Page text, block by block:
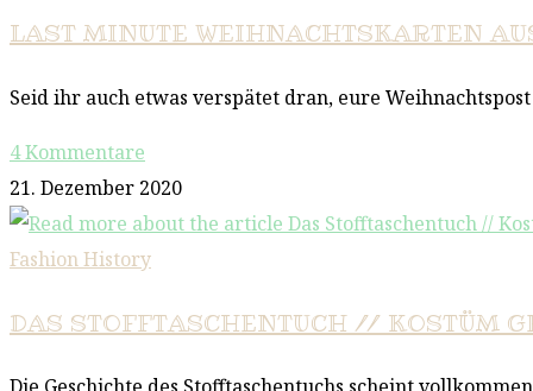
LAST MINUTE WEIHNACHTSKARTEN
Seid ihr auch etwas verspätet dran, eure
4 Kommentare
21. Dezember 2020
Fashion History
DAS STOFFTASCHENTUCH // KOSTÜM